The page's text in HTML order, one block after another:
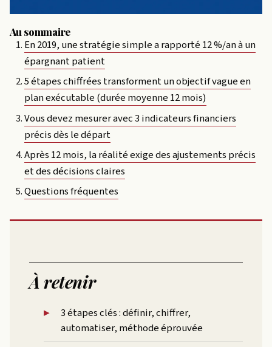
Au sommaire
En 2019, une stratégie simple a rapporté 12 %/an à un
épargnant patient
5 étapes chiffrées transforment un objectif vague en
plan exécutable (durée moyenne 12 mois)
Vous devez mesurer avec 3 indicateurs financiers
précis dès le départ
Après 12 mois, la réalité exige des ajustements précis
et des décisions claires
Questions fréquentes
À retenir
3 étapes clés : définir, chiffrer,
automatiser, méthode éprouvée